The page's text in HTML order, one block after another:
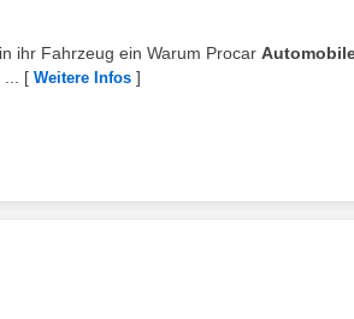
ihr Fahrzeug ein Warum Procar
[ Weitere Infos ]